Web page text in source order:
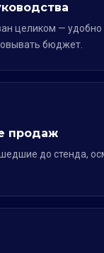
целиком — удобно
бюджет.
продаж
до стенда,